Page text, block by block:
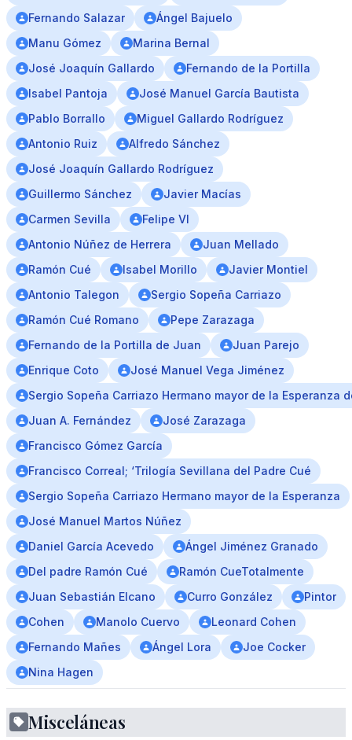
Fernando Salazar
Ángel Bajuelo
Manu Gómez
Marina Bernal
José Joaquín Gallardo
Fernando de la Portilla
Isabel Pantoja
José Manuel García Bautista
Pablo Borrallo
Miguel Gallardo Rodríguez
Antonio Ruiz
Alfredo Sánchez
José Joaquín Gallardo Rodríguez
Guillermo Sánchez
Javier Macías
Carmen Sevilla
Felipe VI
Antonio Núñez de Herrera
Juan Mellado
Ramón Cué
Isabel Morillo
Javier Montiel
Antonio Talegon
Sergio Sopeña Carriazo
Ramón Cué Romano
Pepe Zarazaga
Fernando de la Portilla de Juan
Juan Parejo
Enrique Coto
José Manuel Vega Jiménez
Sergio Sopeña Carriazo Hermano mayor de la Esperanza
Juan A. Fernández
José Zarazaga
Francisco Gómez García
Francisco Correal; ‘Trilogía Sevillana del Padre Cué
Sergio Sopeña Carriazo Hermano mayor de la Esperanza
José Manuel Martos Núñez
Daniel García Acevedo
Ángel Jiménez Granado
Del padre Ramón Cué
Ramón CueTotalmente
Juan Sebastián Elcano
Curro González
Pintor
Cohen
Manolo Cuervo
Leonard Cohen
Fernando Mañes
Ángel Lora
Joe Cocker
Nina Hagen
Misceláneas